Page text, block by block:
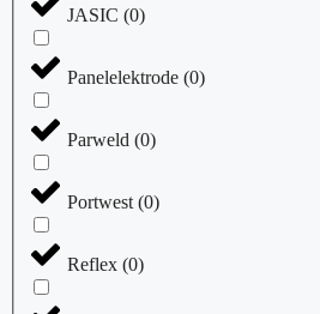
JASIC (0)
Panelelektrode (0)
Parweld (0)
Portwest (0)
Reflex (0)